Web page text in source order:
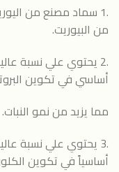
.1 سماد مصنع من
من البيوريت.
.2 يحتوي علي نسبة
أساسي في تكوين
مما يزيد من نمو النبات.
.3 يحتوي علي نسبة
أساسياً في تكوين